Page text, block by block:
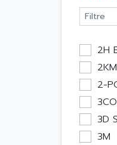
ASI
XUD
TSX
2H
2KM
2-
3D
3M